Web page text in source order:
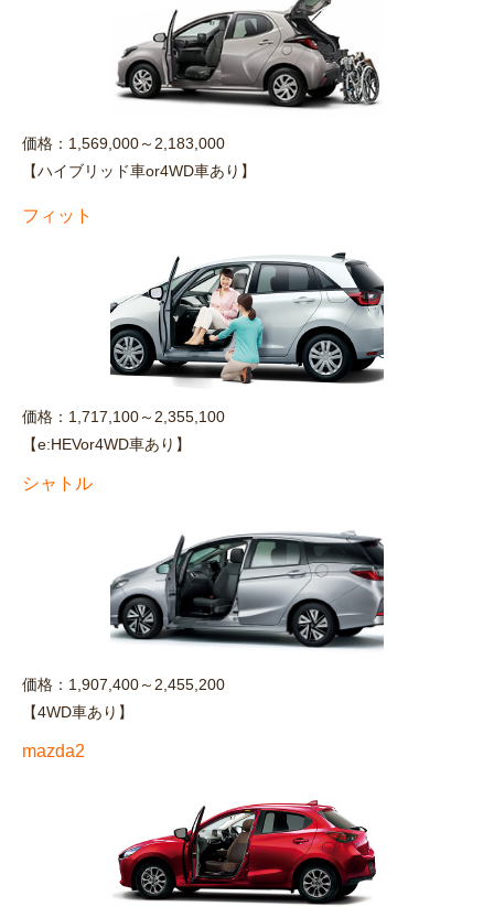
価格：1,569,000～2,183,000
【ハイブリッド車or4WD車あり】
フィット
価格：1,717,100～2,355,100
【e:HEVor4WD車あり】
シャトル
価格：1,907,400～2,455,200
【4WD車あり】
mazda2